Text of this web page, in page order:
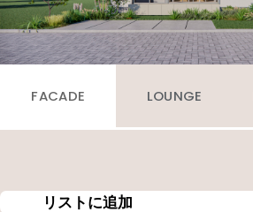
FACADE LOUNGE
リストに追加